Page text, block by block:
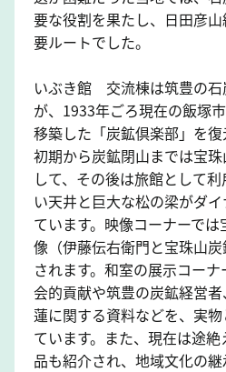
要な役割を果たし、日田彦
要ルートでした。
いぶき館 交流棟は筑豊の石
が、1933年ごろ現在の飯塚
移築した「炭鉱倶楽部」を
初期から炭鉱閉山までは宝
して、その後は旅館として
い天井と巨大な松の梁がダ
ています。映像コーナーで
像（伊藤伝右衛門と宝珠山
されます。和室の展示コー
会的貢献や筑豊の炭鉱経営
蓮に関する資料などを、実
ています。また、現在は途
品も紹介され、地域文化の継